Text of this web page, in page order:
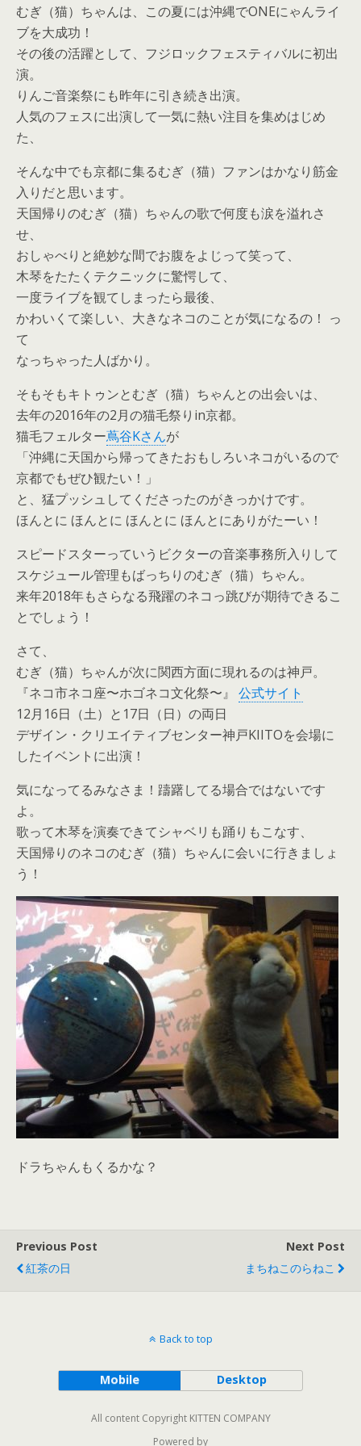
むぎ（猫）ちゃんは、この夏には沖縄でONEにゃんライ
ブを大成功！
その後の活躍として、フジロックフェスティバルに初出
演。
りんご音楽祭にも昨年に引き続き出演。
人気のフェスに出演して一気に熱い注目を集めはじめ
た、
そんな中でも京都に集るむぎ（猫）ファンはかなり筋金
入りだと思います。
天国帰りのむぎ（猫）ちゃんの歌で何度も涙を溢れさ
せ、
おしゃべりと絶妙な間でお腹をよじって笑って、
木琴をたたくテクニックに驚愕して、
一度ライブを観てしまったら最後、
かわいくて楽しい、大きなネコのことが気になるの！ っ
て
なっちゃった人ばかり。
そもそもキトゥンとむぎ（猫）ちゃんとの出会いは、
去年の2016年の2月の猫毛祭りin京都。
猫毛フェルター蔦谷Kさんが
「沖縄に天国から帰ってきたおもしろいネコがいるので
京都でもぜひ観たい！」
と、猛プッシュしてくださったのがきっかけです。
ほんとに ほんとに ほんとに ほんとにありがたーい！
スピードスターっていうビクターの音楽事務所入りして
スケジュール管理もばっちりのむぎ（猫）ちゃん。
来年2018年もさらなる飛躍のネコっ跳びが期待できるこ
とでしょう！
さて、
むぎ（猫）ちゃんが次に関西方面に現れるのは神戸​。
『ネコ市ネコ座〜ホゴネコ文化祭〜』 公式サイト
12月16日（土）と17日（日）の両日
デザイン・クリエイティブセンター神戸KIITOを会場に
したイベントに出演！
気になってるみなさま！躊躇してる場合ではないです
よ。
歌って木琴を演奏できてシャベリも踊りもこなす、
天国帰りのネコのむぎ（猫）ちゃんに会いに行きましょ
う！
ドラちゃんもくるかな？
Previous Post
紅茶の日
Next Post
まちねこのらねこ
Back to top
Mobile Desktop
All content Copyright KITTEN COMPANY
Powered by